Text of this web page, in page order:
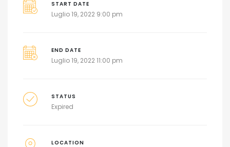
START DATE
Luglio 19, 2022 9:00 pm
END DATE
Luglio 19, 2022 11:00 pm
STATUS
Expired
LOCATION